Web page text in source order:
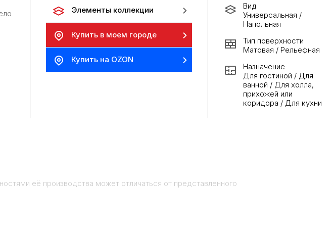
Элементы коллекции
Купить в моем городе
Купить на OZON
Вид
Универсальная /
Напольная
Тип поверхности
Матовая / Рельефная
Назначение
Для гостиной / Для
ванной / Для холла,
прихожей или
коридора / Для кухни
её производства может отличаться от представленного